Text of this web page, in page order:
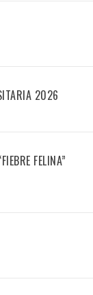
2026
FELINA”